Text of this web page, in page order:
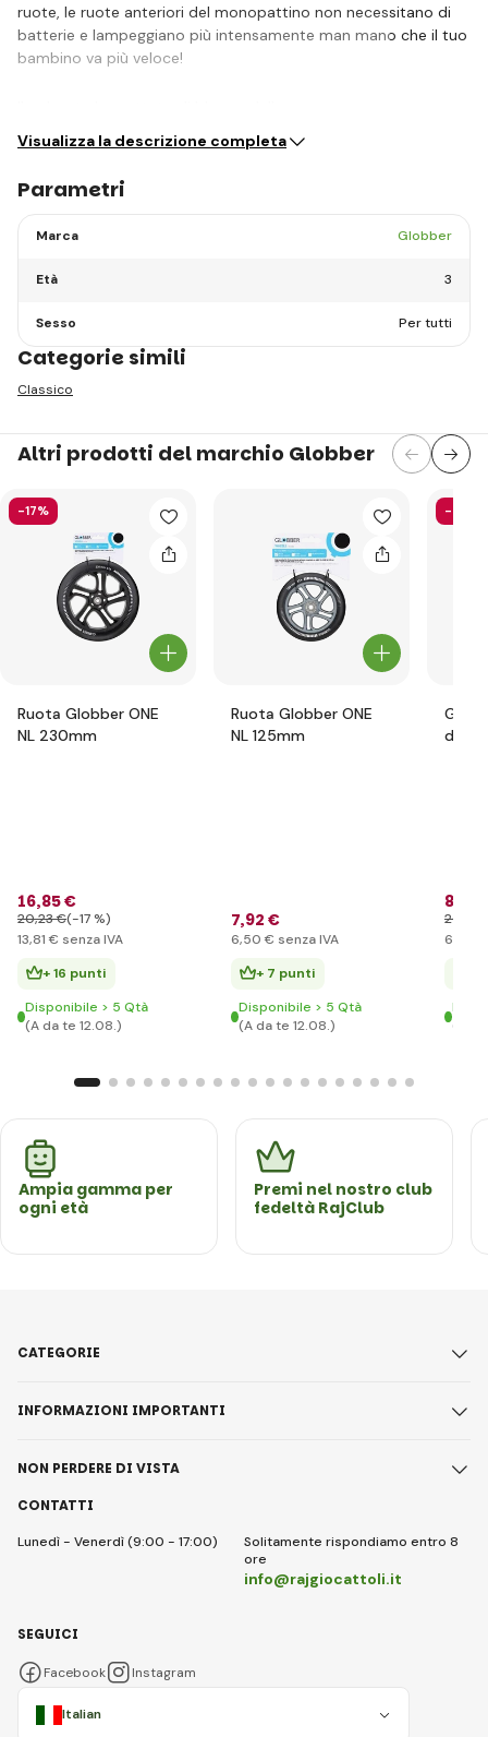
ruote, le ruote anteriori del monopattino non necessitano di
batterie e lampeggiano più intensamente man mano che il tuo
bambino va più veloce!
Visualizza la descrizione completa
Parametri
Marca Globber
Età 3
Sesso Per tutti
Categorie simili
Classico
Altri prodotti del marchio Globber
-17%
Ruota Globber ONE
NL 230mm
16,85 €
20,23 €(-17 %)
13,81 € senza IVA
+ 16 punti
Disponibile > 5 Qtà
(A da te 12.08.)
Ruota Globber ONE
NL 125mm
7,92 €
6,50 € senza IVA
+ 7 punti
Disponibile > 5 Qtà
(A da te 12.08.)
-58%
di
8
20
6
(A
Ampia gamma per
ogni età
Premi nel nostro club
fedeltà RajClub
CONTATTI
Lunedì - Venerdì (9:00 - 17:00)
Solitamente rispondiamo entro 8
ore
info@rajgiocattoli.it
CATEGORIE
INFORMAZIONI IMPORTANTI
NON PERDERE DI VISTA
Italian
SEGUICI
Facebook Instagram